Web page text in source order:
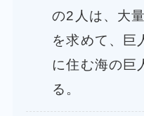
の2人は、大
を求めて、巨
に住む海の巨
る。